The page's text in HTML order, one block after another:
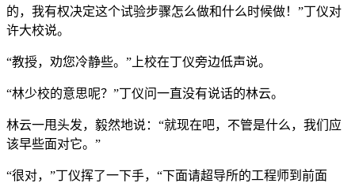
的，我有权决定这个试验步骤怎么做和什么时候做！”丁仪对
许大校说。
“教授，劝您冷静些。”上校在丁仪旁边低声说。
“林少校的意思呢？”丁仪问一直没有说话的林云。
林云一甩头发，毅然地说：“就现在吧，不管是什么，我们应
该早些面对它。”
“很对，”丁仪挥了一下手，“下面请超导所的工程师到前面